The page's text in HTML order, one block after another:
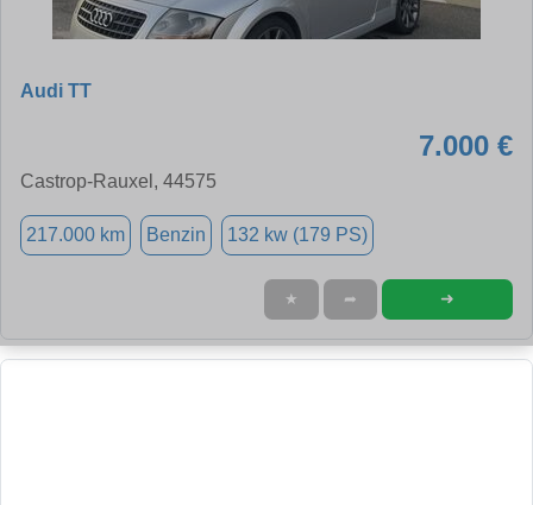
Audi TT
7.000 €
Castrop-Rauxel, 44575
217.000 km Benzin 132 kw (179 PS)
★ ➦ ➜